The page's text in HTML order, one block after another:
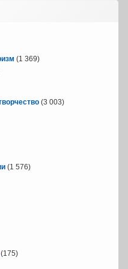
(1 369)
(3 003)
(1 576)